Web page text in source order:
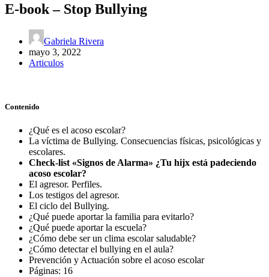
E-book – Stop Bullying
Gabriela Rivera
mayo 3, 2022
Articulos
Contenido
¿Qué es el acoso escolar?
La víctima de Bullying. Consecuencias físicas, psicológicas y
escolares.
Check-list «Signos de Alarma» ¿Tu hijx está padeciendo
acoso escolar?
El agresor. Perfiles.
Los testigos del agresor.
El ciclo del Bullying.
¿Qué puede aportar la familia para evitarlo?
¿Qué puede aportar la escuela?
¿Cómo debe ser un clima escolar saludable?
¿Cómo detectar el bullying en el aula?
Prevención y Actuación sobre el acoso escolar
Páginas: 16